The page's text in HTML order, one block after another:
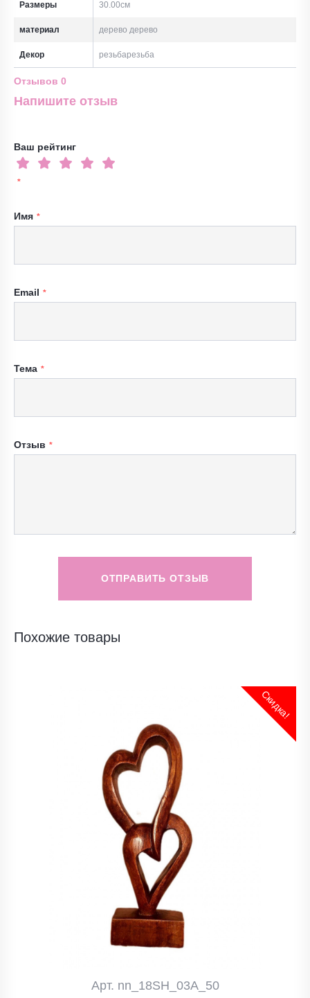
Размеры 30.00см
материал дерево дерево
Декор резьбарезьба
Отзывов 0
Напишите отзыв
Ваш рейтинг
Имя
Email
Тема
Отзыв
ОТПРАВИТЬ ОТЗЫВ
Похожие товары
Арт. nn_18SH_03A_50
Скидка!